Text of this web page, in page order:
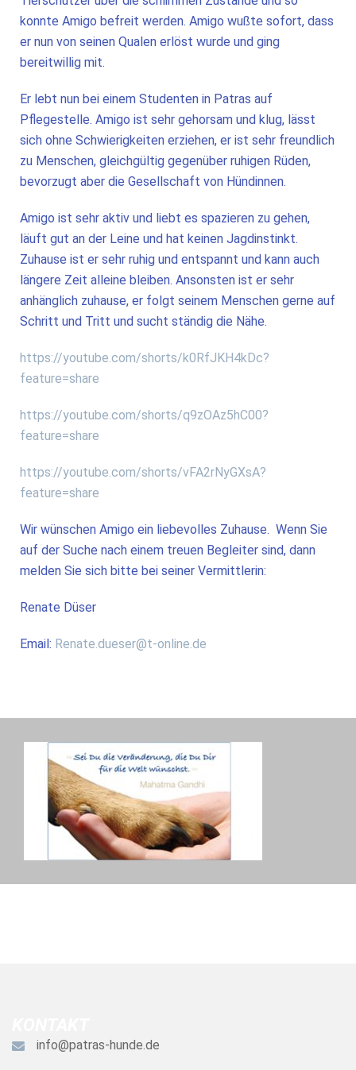
konnte Amigo befreit werden. Amigo wußte sofort, dass
er nun von seinen Qualen erlöst wurde und ging
bereitwillig mit.
Er lebt nun bei einem Studenten in Patras auf
Pflegestelle. Amigo ist sehr gehorsam und klug, lässt
sich ohne Schwierigkeiten erziehen, er ist sehr freundlich
zu Menschen, gleichgültig gegenüber ruhigen Rüden,
bevorzugt aber die Gesellschaft von Hündinnen.
Amigo ist sehr aktiv und liebt es spazieren zu gehen,
läuft gut an der Leine und hat keinen Jagdinstinkt.
Zuhause ist er sehr ruhig und entspannt und kann auch
längere Zeit alleine bleiben. Ansonsten ist er sehr
anhänglich zuhause, er folgt seinem Menschen gerne auf
Schritt und Tritt und sucht ständig die Nähe.
https://youtube.com/shorts/k0RfJKH4kDc?
feature=share
https://youtube.com/shorts/q9zOAz5hC00?
feature=share
https://youtube.com/shorts/vFA2rNyGXsA?
feature=share
Wir wünschen Amigo ein liebevolles Zuhause. Wenn Sie
auf der Suche nach einem treuen Begleiter sind, dann
melden Sie sich bitte bei seiner Vermittlerin:
Renate Düser
Email: Renate.dueser@t-online.de
info@patras-hunde.de